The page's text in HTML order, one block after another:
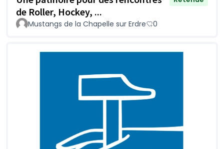
de Roller, Hockey, ...
Mustangs de la Chapelle sur Erdre 0